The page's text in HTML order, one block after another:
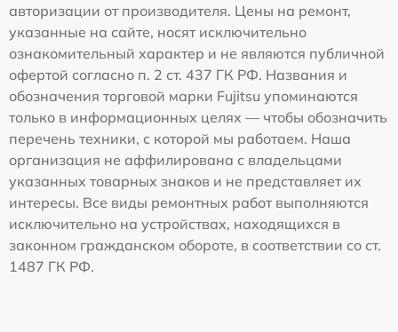
авторизации от производителя. Цены на ремонт,
указанные на сайте, носят исключительно
ознакомительный характер и не являются публичной
офертой согласно п. 2 ст. 437 ГК РФ. Названия и
обозначения торговой марки Fujitsu упоминаются
только в информационных целях — чтобы обозначить
перечень техники, с которой мы работаем. Наша
организация не аффилирована с владельцами
указанных товарных знаков и не представляет их
интересы. Все виды ремонтных работ выполняются
исключительно на устройствах, находящихся в
законном гражданском обороте, в соответствии со ст.
1487 ГК РФ.